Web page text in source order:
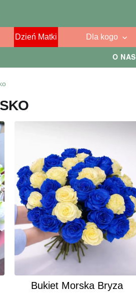
O NAS
Dzień Matki Dla kogo
Bukiet Morska Bryza